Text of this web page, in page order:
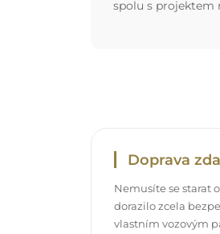
spolu s projektem
Doprava
Nemusíte se starat
dorazilo zcela
vlastním vozovým